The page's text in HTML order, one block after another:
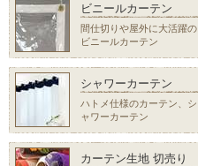
ビニールカーテン
間仕切りや屋外に大活躍の
ビニールカーテン
シャワーカーテン
ハトメ仕様のカーテン、シ
ャワーカーテン
カーテン生地 切売り